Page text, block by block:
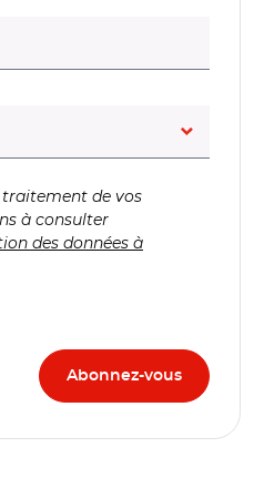
obligatoire)
traitement de vos
à consulter
des données à